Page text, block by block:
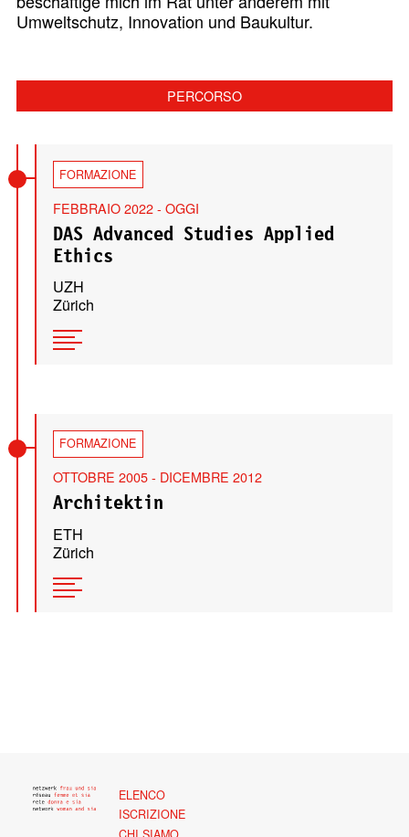
Umweltschutz, Innovation und Baukultur.
PERCORSO
FORMAZIONE
FEBBRAIO 2022 - OGGI
DAS Advanced Studies Applied
Ethics
UZH
Zürich
FORMAZIONE
OTTOBRE 2005 - DICEMBRE 2012
Architektin
ETH
Zürich
ELENCO
ISCRIZIONE